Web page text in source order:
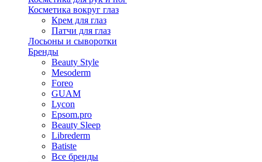
Косметика вокруг глаз
Крем для глаз
Патчи для глаз
Лосьоны и сыворотки
Бренды
Beauty Style
Mesoderm
Foreo
GUAM
Lycon
Epsom.pro
Beauty Sleep
Librederm
Batiste
Все бренды